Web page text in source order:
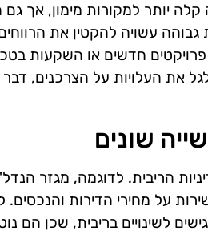
יותר למקורות מימון, אך
גבוהה עשויה להקטין את
חדשים או השקעות
את העלויות על הצרכנים,
שונים
הריבית. לדוגמה, מגזר
על מחירי הדירות
לשינויים בריבית, שכן הם